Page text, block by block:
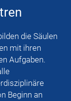
die Säulen
mit ihren
Aufgaben.
Beginn an